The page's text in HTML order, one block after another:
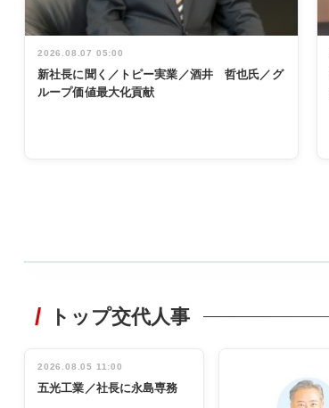
2026.08.07 05:00
新社長に聞く／トピー実業／酒井 哲也氏／グ
ループ価値最大化貢献
非鉄業界で
管理職編
インタビュ
ー／社内ア
INTERVIEW
トップ交代人事
2026.08.05 11:00
五光工業／社長に永島専務